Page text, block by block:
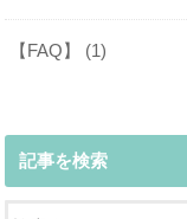
【FAQ】 (1)
記事を検索